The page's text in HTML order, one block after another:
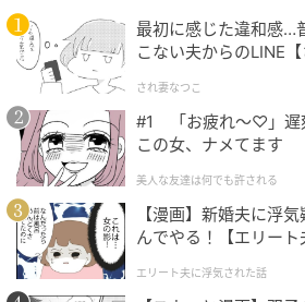
最初に感じた違和感…
こない夫からのLINE【
され妻なつこ
#1 「お疲れ〜♡」遅
この女、ナメてます
美人な友達は何でも許される
【漫画】新婚夫に浮
んでやる！【エリー
エリート夫に浮気された話